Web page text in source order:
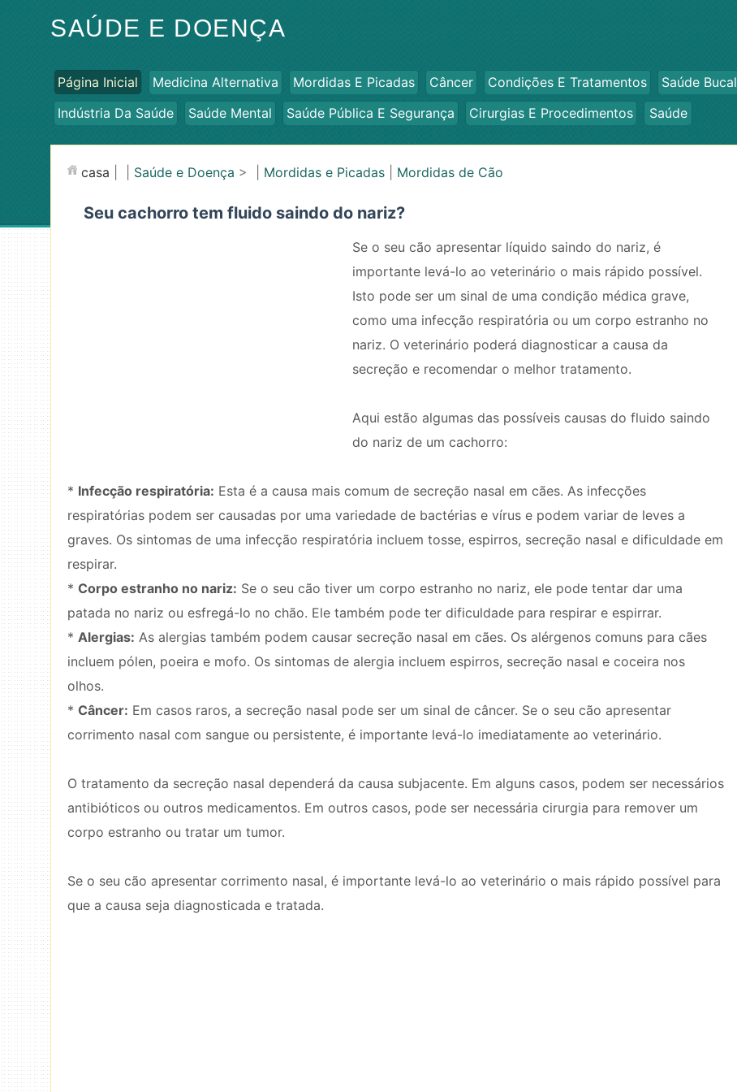
SAÚDE E DOENÇA
Página Inicial Medicina Alternativa Mordidas E Picadas Câncer Condições E Tratamentos Saúde Bucal
Indústria Da Saúde
Saúde Mental Saúde Pública E Segurança Cirurgias E Procedimentos Saúde
casa Saúde e Doença > | Mordidas e Picadas Mordidas de Cão
Seu cachorro tem fluido saindo do nariz?
Se o seu cão apresentar líquido saindo do nariz, é
importante levá-lo ao veterinário o mais rápido possível.
Isto pode ser um sinal de uma condição médica grave,
como uma infecção respiratória ou um corpo estranho no
nariz. O veterinário poderá diagnosticar a causa da
secreção e recomendar o melhor tratamento.
Aqui estão algumas das possíveis causas do fluido saindo
do nariz de um cachorro:
* Infecção respiratória: Esta é a causa mais comum de secreção nasal em cães. As infecções
respiratórias podem ser causadas por uma variedade de bactérias e vírus e podem variar de leves a
graves. Os sintomas de uma infecção respiratória incluem tosse, espirros, secreção nasal e dificuldade em
respirar.
* Corpo estranho no nariz: Se o seu cão tiver um corpo estranho no nariz, ele pode tentar dar uma
patada no nariz ou esfregá-lo no chão. Ele também pode ter dificuldade para respirar e espirrar.
* Alergias: As alergias também podem causar secreção nasal em cães. Os alérgenos comuns para cães
incluem pólen, poeira e mofo. Os sintomas de alergia incluem espirros, secreção nasal e coceira nos
olhos.
* Câncer: Em casos raros, a secreção nasal pode ser um sinal de câncer. Se o seu cão apresentar
corrimento nasal com sangue ou persistente, é importante levá-lo imediatamente ao veterinário.
O tratamento da secreção nasal dependerá da causa subjacente. Em alguns casos, podem ser necessários
antibióticos ou outros medicamentos. Em outros casos, pode ser necessária cirurgia para remover um
corpo estranho ou tratar um tumor.
Se o seu cão apresentar corrimento nasal, é importante levá-lo ao veterinário o mais rápido possível para
que a causa seja diagnosticada e tratada.